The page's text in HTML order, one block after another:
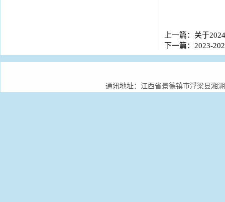
上一篇： 关于
下一篇： 2023-
通讯地址：江西省景德镇市浮梁县湘